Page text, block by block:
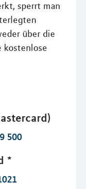
sperrt man
über die
kostenlose
500
*